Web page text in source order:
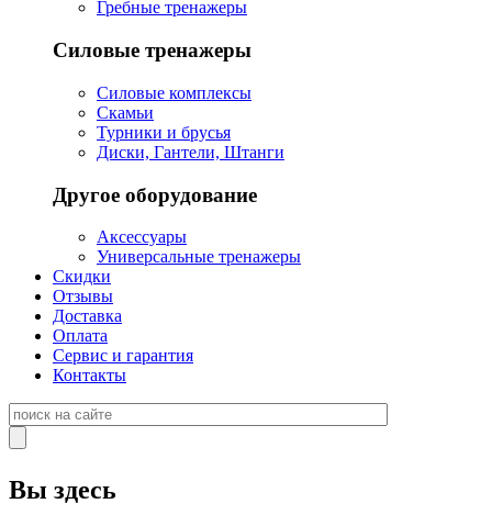
Гребные тренажеры
Силовые тренажеры
Силовые комплексы
Скамьи
Турники и брусья
Диски, Гантели, Штанги
Другое оборудование
Аксессуары
Универсальные тренажеры
Скидки
Отзывы
Доставка
Оплата
Сервис и гарантия
Контакты
Вы здесь